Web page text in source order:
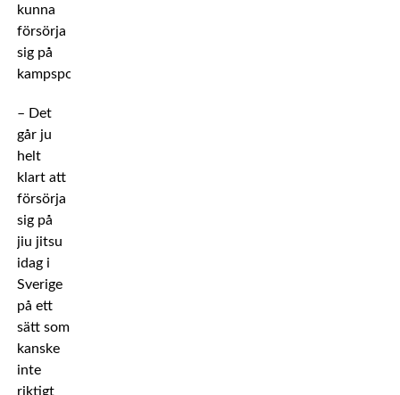
kunna
försörja
sig på
kampsporten.
– Det
går ju
helt
klart att
försörja
sig på
jiu jitsu
idag i
Sverige
på ett
sätt som
kanske
inte
riktigt